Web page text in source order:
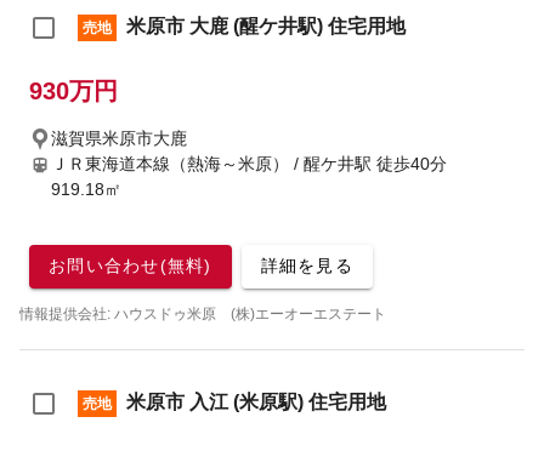
売地 米原市 大鹿 (醒ケ井駅) 住宅用地
930万円
滋賀県米原市大鹿
ＪＲ東海道本線（熱海～米原） / 醒ケ井駅 徒歩40分
919.18㎡
お問い合わせ(無料) 詳細を見る
情報提供会社: ハウスドゥ米原 (株)エーオーエステート
売地 米原市 入江 (米原駅) 住宅用地